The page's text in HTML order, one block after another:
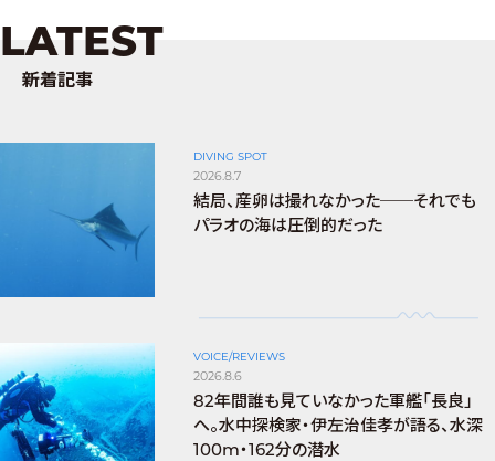
LATEST
新着記事
DIVING SPOT
2026.8.7
結局、産卵は撮れなかった──それでも
パラオの海は圧倒的だった
VOICE/REVIEWS
2026.8.6
82年間誰も見ていなかった軍艦「長良」
へ。水中探検家・伊左治佳孝が語る、水深
100m・162分の潜水